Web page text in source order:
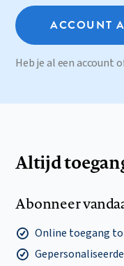
ACCOUNT
Heb je al een account
Altijd
Abonneer
Online toegang